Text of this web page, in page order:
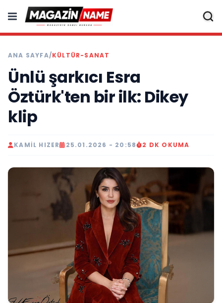
ANA SAYFA/KÜLTÜR-SANAT
Ünlü şarkıcı Esra
Öztürk'ten bir ilk: Dikey
klip
KAMIL HIZER 25.01.2026 - 20:58 2 DK OKUMA